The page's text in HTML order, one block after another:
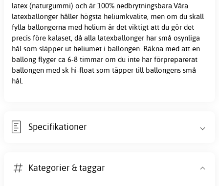
latex (naturgummi) och är 100% nedbrytningsbara.Våra
latexballonger håller högsta heliumkvalite, men om du skall
fylla ballongerna med helium är det viktigt att du gör det
precis före kalaset, då alla latexballonger har små osynliga
hål som släpper ut heliumet i ballongen. Räkna med att en
ballong flyger ca 6-8 timmar om du inte har förpreparerat
ballongen med sk hi-float som täpper till ballongens små
hål.
Specifikationer
Kategorier & taggar